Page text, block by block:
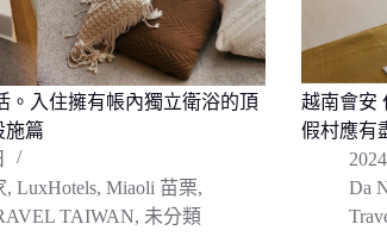
。入住擁有帳內獨立衛浴的頂
施篇
, LuxHotels, Miaoli 苗栗,
TAIWAN, 未分類
越南會安
假村應有
Da